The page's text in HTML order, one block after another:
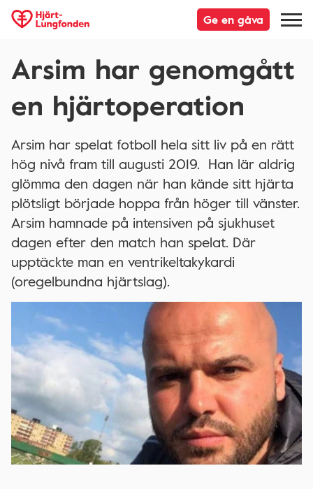
Ge en gåva
Arsim har genomgått
en hjärtoperation
Arsim har spelat fotboll hela sitt liv på en rätt
hög nivå fram till augusti 2019. Han lär aldrig
glömma den dagen när han kände sitt hjärta
plötsligt började hoppa från höger till vänster.
Arsim hamnade på intensiven på sjukhuset
dagen efter den match han spelat. Där
upptäckte man en ventrikeltakykardi
(oregelbundna hjärtslag).